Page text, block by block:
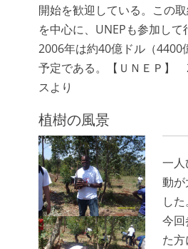
開始を歓迎している。この
を中心に、UNEPも参加して
2006年は約40億ドル（4400
予定である。【ＵＮＥＰ】
スより
植樹の風景
一
動が
した。
今回
た